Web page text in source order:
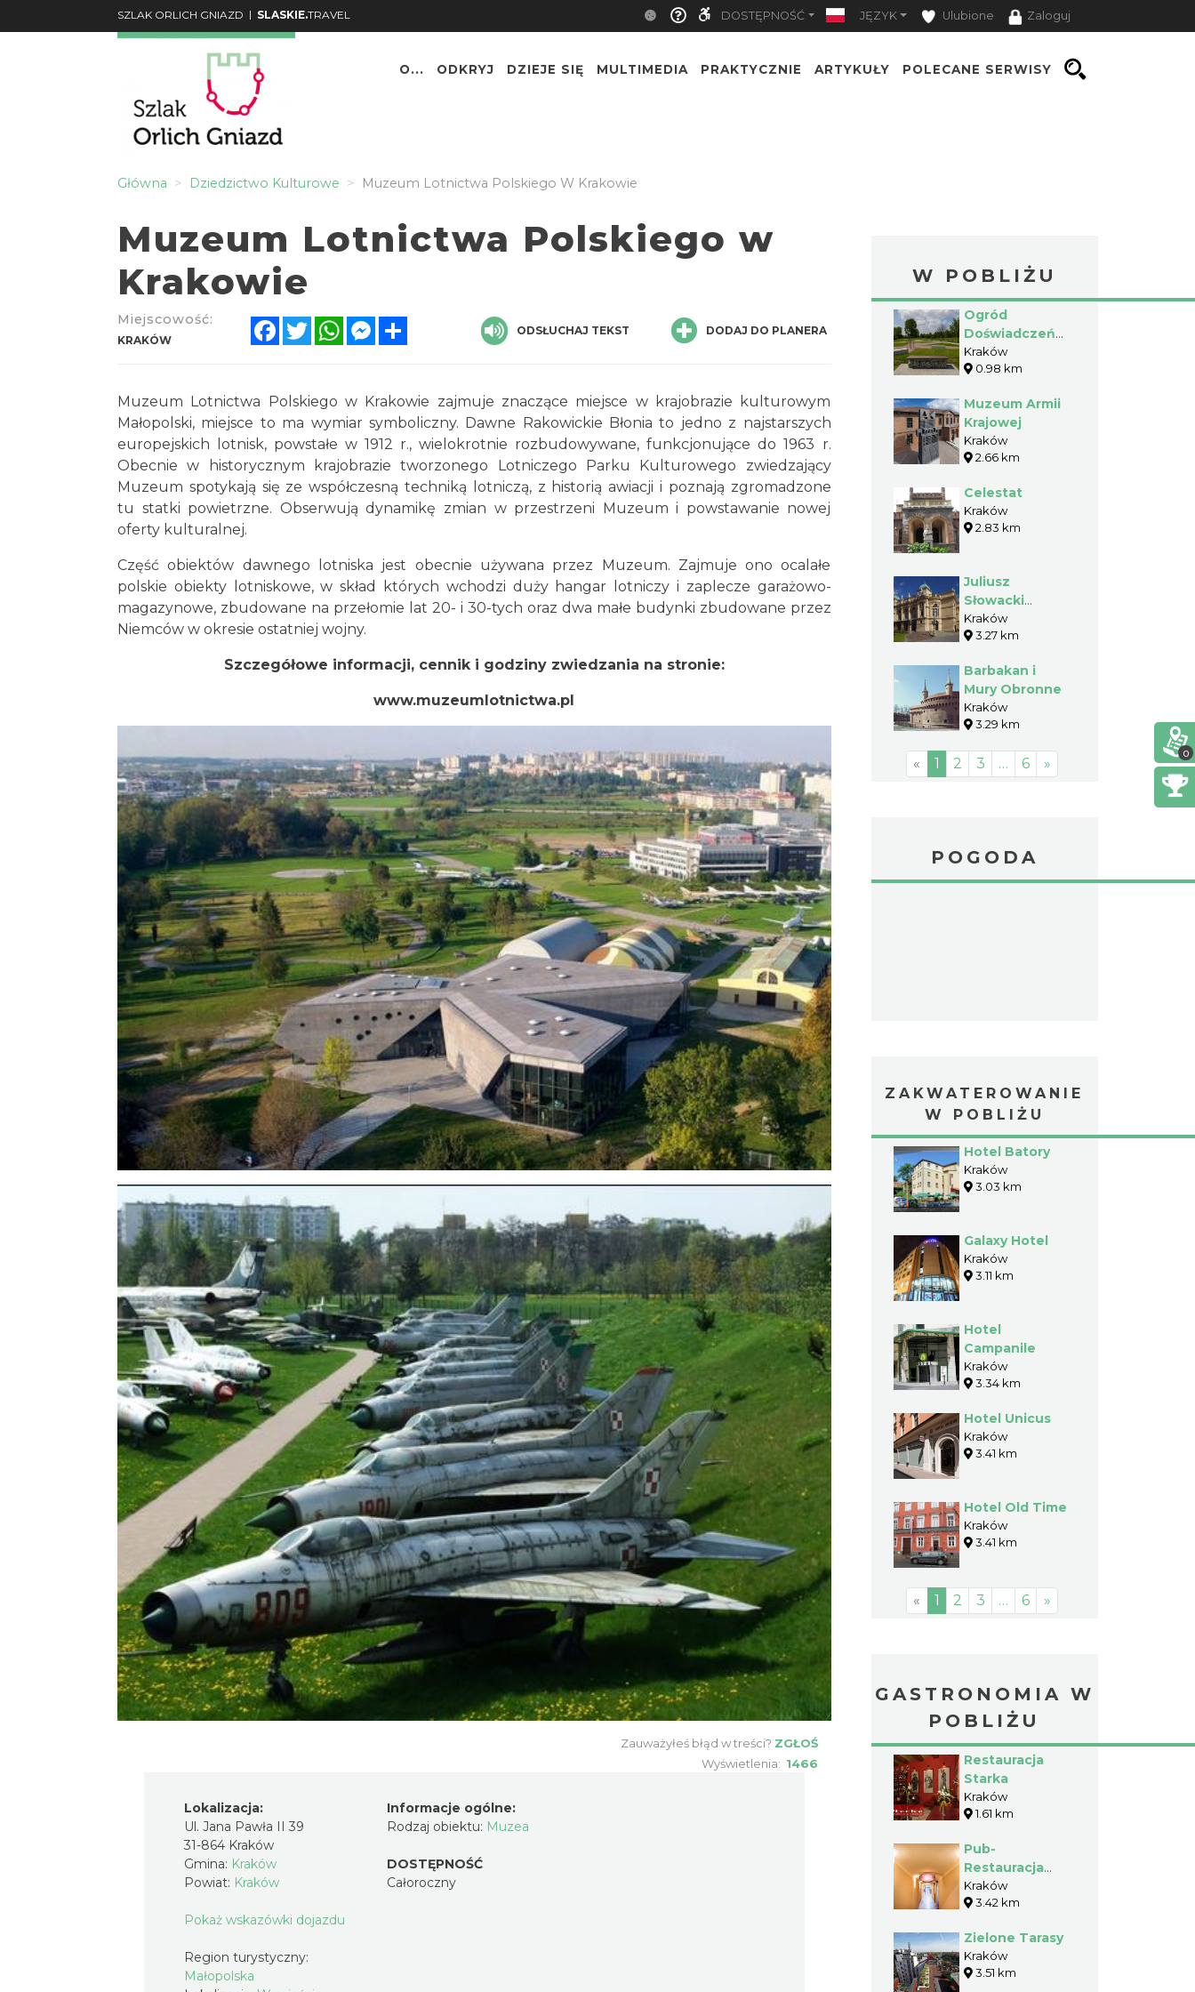
SZLAK ORLICH GNIAZD | SLASKIE.TRAVEL DOSTĘPNOŚĆ JĘZYK Ulubione Zaloguj
O... ODKRYJ DZIEJE SIĘ MULTIMEDIA PRAKTYCZNIE ARTYKUŁY POLECANE SERWISY
Główna Dziedzictwo Kulturowe Muzeum Lotnictwa Polskiego W Krakowie
Muzeum Lotnictwa Polskiego w
Krakowie
Miejscowość:
KRAKÓW
FacebookTwitterWhatsAppMessenger ODSŁUCHAJ TEKST DODAJ DO PLANERA
Muzeum Lotnictwa Polskiego w Krakowie zajmuje znaczące miejsce w krajobrazie kulturowym
Małopolski, miejsce to ma wymiar symboliczny. Dawne Rakowickie Błonia to jedno z najstarszych
europejskich lotnisk, powstałe w 1912 r., wielokrotnie rozbudowywane, funkcjonujące do 1963 r.
Obecnie w historycznym krajobrazie tworzonego Lotniczego Parku Kulturowego zwiedzający
Muzeum spotykają się ze współczesną techniką lotniczą, z historią awiacji i poznają zgromadzone
tu statki powietrzne. Obserwują dynamikę zmian w przestrzeni Muzeum i powstawanie nowej
oferty kulturalnej.
Część obiektów dawnego lotniska jest obecnie używana przez Muzeum. Zajmuje ono ocalałe
polskie obiekty lotniskowe, w skład których wchodzi duży hangar lotniczy i zaplecze garażowo-
magazynowe, zbudowane na przełomie lat 20- i 30-tych oraz dwa małe budynki zbudowane przez
Niemców w okresie ostatniej wojny.
Szczegółowe informacji, cennik i godziny zwiedzania na stronie:
www.muzeumlotnictwa.pl
Zauważyłeś błąd w treści? ZGŁOŚ
Wyświetlenia: 1466
Lokalizacja:
Ul. Jana Pawła II 39
31-864 Kraków
Gmina: Kraków
Powiat: Kraków
Pokaż wskazówki dojazdu
Region turystyczny:
Małopolska
Informacje ogólne:
Rodzaj obiektu: Muzea
DOSTĘPNOŚĆ
Całoroczny
W POBLIŻU
Ogród
Doświadczeń
im. Stanisława
Lema w
Kraków
0.98 km
Muzeum Armii
Krajowej
Kraków
2.66 km
Celestat
Kraków
2.83 km
Juliusz
Słowacki
Theater
Kraków
3.27 km
Barbakan i
Mury Obronne
Kraków
3.29 km
« 1 2 3 … 6 »
POGODA
ZAKWATEROWANIE
W POBLIŻU
Hotel Batory
Kraków
3.03 km
Galaxy Hotel
Kraków
3.11 km
Hotel
Campanile
Kraków
3.34 km
Hotel Unicus
Kraków
3.41 km
Hotel Old Time
Kraków
3.41 km
« 1 2 3 … 6 »
GASTRONOMIA W
POBLIŻU
Restauracja
Starka
Kraków
1.61 km
Pub-
Restauracja
Piwnica Pod
Złotą Pipą
Kraków
3.42 km
Zielone Tarasy
Kraków
3.51 km
0